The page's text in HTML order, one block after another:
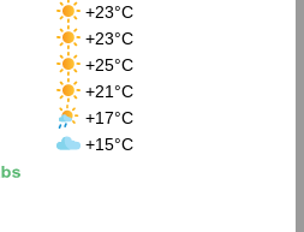
+23°C
+23°C
+25°C
+21°C
+17°C
+15°C